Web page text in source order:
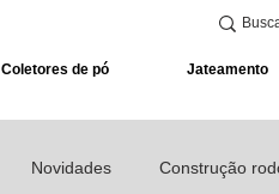
Coletores de pó Jateamento
Novidades Construção